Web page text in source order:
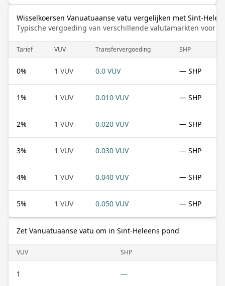
Wisselkoersen Vanuatuaanse vatu vergelijken met Sint-
Typische vergoeding van verschillende valutamarkten voor
Tarief VUV Transfervergoeding SHP
0% 1 VUV 0.0 VUV — SHP
1% 1 VUV 0.010 VUV — SHP
2% 1 VUV 0.020 VUV — SHP
3% 1 VUV 0.030 VUV — SHP
4% 1 VUV 0.040 VUV — SHP
5% 1 VUV 0.050 VUV — SHP
Zet Vanuatuaanse vatu om in Sint-Heleens pond
VUV SHP
1 —